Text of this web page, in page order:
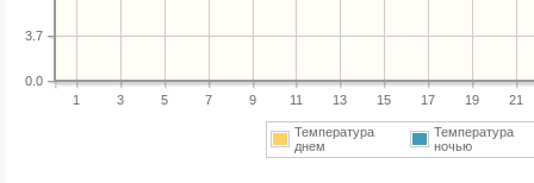
1 3 5 7 9 11 13 15 17 19 21
0.0
3.7
Температура
днем
Температура
ночью